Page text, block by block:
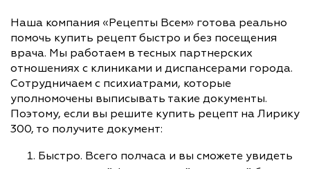
Наша компания «Рецепты Всем» готова реально
помочь купить рецепт быстро и без посещения
врача. Мы работаем в тесных партнерских
отношениях с клиниками и диспансерами города.
Сотрудничаем с психиатрами, которые
уполномочены выписывать такие документы.
Поэтому, если вы решите купить рецепт на Лирику
300, то получите документ:
Быстро. Всего полчаса и вы сможете увидеть